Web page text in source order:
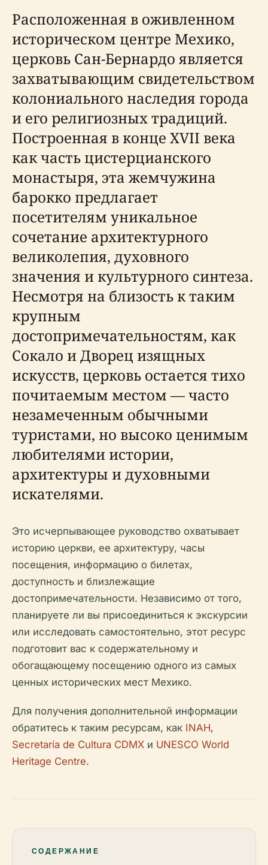
Расположенная в оживленном
историческом центре Мехико,
церковь Сан-Бернардо является
захватывающим свидетельством
колониального наследия города
и его религиозных традиций.
Построенная в конце XVII века
как часть цистерцианского
монастыря, эта жемчужина
барокко предлагает
посетителям уникальное
сочетание архитектурного
великолепия, духовного
значения и культурного синтеза.
Несмотря на близость к таким
крупным
достопримечательностям, как
Сокало и Дворец изящных
искусств, церковь остается тихо
почитаемым местом — часто
незамеченным обычными
туристами, но высоко ценимым
любителями истории,
архитектуры и духовными
искателями.
Это исчерпывающее руководство охватывает
историю церкви, ее архитектуру, часы
посещения, информацию о билетах,
доступность и близлежащие
достопримечательности. Независимо от того,
планируете ли вы присоединиться к экскурсии
или исследовать самостоятельно, этот ресурс
подготовит вас к содержательному и
обогащающему посещению одного из самых
ценных исторических мест Мехико.
Для получения дополнительной информации
обратитесь к таким ресурсам, как INAH,
Secretaría de Cultura CDMX и UNESCO World
Heritage Centre.
СОДЕРЖАНИЕ